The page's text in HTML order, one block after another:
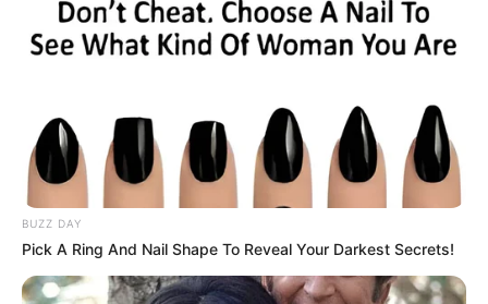
ACTIVAR AHORA
TEMAS DESTACADOS
EMERGENCIAS POR LLUVIAS
METRO DE MEDELLÍN
ELECCIONES PRESIDENCIALES
YONDÓ - ANTIOQUIA
RIONEGRO
BUZZ DAY
Pick A Ring And Nail Shape To Reveal Your Darkest Secrets!